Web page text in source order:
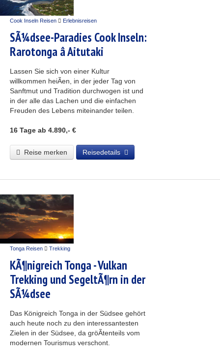
Cook Inseln Reisen Erlebnisreisen
SÃ¼dsee-Paradies Cook Inseln:
Rarotonga â Aitutaki
Lassen Sie sich von einer Kultur
willkommen heiÃen, in der jeder Tag von
Sanftmut und Tradition durchwogen ist und
in der alle das Lachen und die einfachen
Freuden des Lebens miteinander teilen.
16 Tage ab 4.890,- €
Reise merken Reisedetails
Tonga Reisen Trekking
KÃ¶nigreich Tonga - Vulkan
Trekking und SegeltÃ¶rn in der
SÃ¼dsee
Das Königreich Tonga in der Südsee gehört
auch heute noch zu den interessantesten
Zielen in der Südsee, da gröÃtenteils vom
modernen Tourismus verschont.